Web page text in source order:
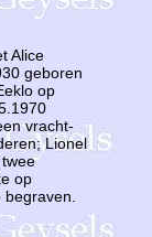
Alice
geboren
op
vracht­
Lionel
op